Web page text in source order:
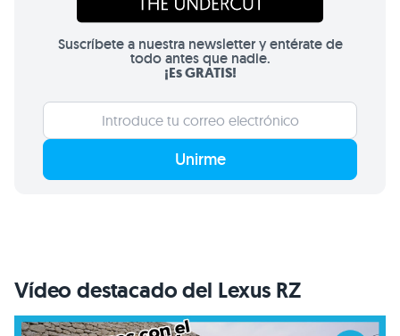
Suscríbete a nuestra newsletter y entérate de
todo antes que nadie.
¡Es GRATIS!
Unirme
Vídeo destacado del Lexus RZ